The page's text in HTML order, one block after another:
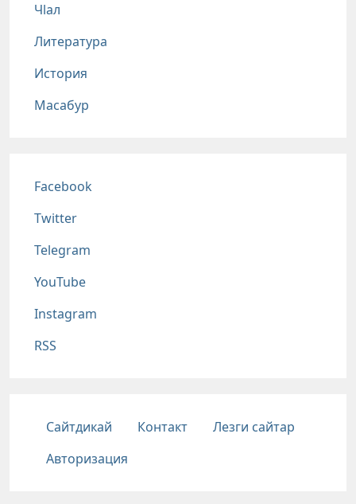
Чlал
Литература
История
Масабур
Соц сети
Facebook
Twitter
Telegram
YouTube
Instagram
RSS
Подвал
Сайтдикай Контакт
Лезги сайтар
Авторизация